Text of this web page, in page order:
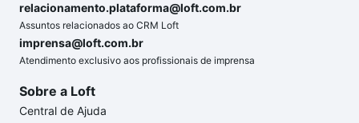
relacionamento.plataforma@loft.com.br
Assuntos relacionados ao CRM Loft
imprensa@loft.com.br
Atendimento exclusivo aos profissionais de imprensa
Sobre a Loft
Central de Ajuda